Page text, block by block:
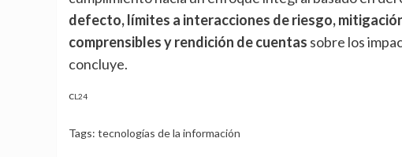
defecto, límites a interacciones de riesgo,
comprensibles y rendición de cuentas sobre los
concluye.
CL24
Tags: tecnologías de la información